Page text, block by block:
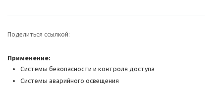
Поделиться ссылкой:
Применение:
Системы безопасности и контроля доступа
Системы аварийного освещения